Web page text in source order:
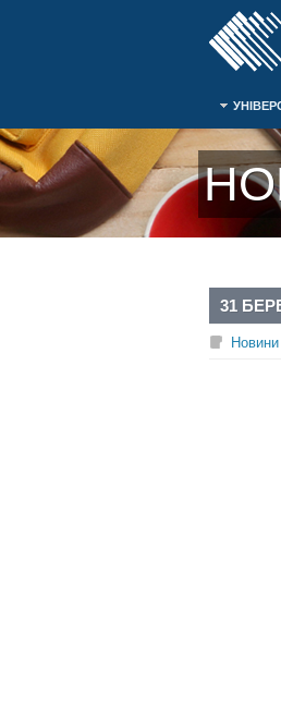
31
Новини